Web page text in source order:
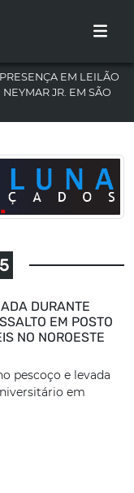
EM LEILÃO
JR. EM SÃO
DURANTE
EM POSTO
NO NOROESTE
pescoço e levada
em